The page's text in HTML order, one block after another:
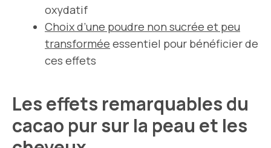
oxydatif
Choix d’une poudre non sucrée et peu
transformée essentiel pour bénéficier de
ces effets
Les effets remarquables du
cacao pur sur la peau et les